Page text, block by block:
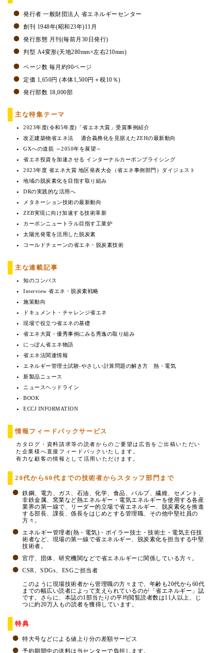
発行者 一般財団法人 省エネルギーセンター
創刊 1948年(昭和23年)11月
発行形態 月刊(毎前月30日発行)
判型 A4変形(天地280mm×左右210mm)
ページ数 毎月約90ページ
定価 1,650円 (本体1,500円＋税10％)
発行部数 18,000部
主な特集テーマ
2023年度(令和5年度)「省エネ大賞」受賞事例紹介
改正建築物省エネ法 適合義務化を見据えたZEHの最新動向
GXへの道筋 ～2050年を展望～
省エネ投資を加速させる インターナルカーボンプライシング
2023年度 省エネ大賞 地区発表大会（省エネ事例部門）ダイジェスト
地域の脱炭素化を目指す取り組み
DRの実践的な活用へ
メタネーション技術の最新動向
ZEB実現に向け加速する技術革新
カーボンニュートラル目指す工業炉
太陽光発電を活用した脱炭素
コールドチェーンの省エネ・脱炭素技術
主な連載記事
知のコンパス
Interview 省エネ・脱炭素戦略
施策動向
ドキュメント・チャレンジ省エネ
現場で役立つ省エネの基礎
省エネ大賞・優秀事例にみる秀逸の取り組み
にっぽん省エネ物語
省エネ法関連情報
エネルギー管理士試験-やさしい計算問題の解き方 熱・電気
新製品ニュース
ニュースヘッドライン
BOOK
ECCJ INFORMATION
情報フィードバックサービス
カタログ・資料請求等の読者からのご要望は広告をご出稿いただい
た企業様へ直接フィードバックいたします。
有力な顧客の情報として活用いただけます。
20代から60代までの技術者からスタッフ部門まで
鉄鋼、電力、ガス、石油、化学、食品、パルプ、繊維、セメント、
非鉄金属、窯業など熱エネルギー・電気エネルギーを使用する各産
業界の第一線で、リーダー的立場で省エネルギー、脱炭素化を推進
する部長、課長、係長をはじめとする管理職、その他中堅社員の
方々。
エネルギー管理者(熱・電気)・ボイラー技士・技術士・電気主任技
術者など、現場の第一線で省エネルギー、脱炭素化を担当する中堅
技術者。
官庁、団体、研究機関などで省エネルギーに関係している方々。
CSR、SDGs、ESGご担当者
このように現場技術者から管理職の方々まで、年齢も20代から60代
までの幅広い読者によって支えられているのが「省エネルギー」誌
です。さらに、本誌の1部当たりの平均閲覧読者数は11人以上、じ
つに約20万人もの読者を獲得しています。
特典
特大号などによる値上り分の差額サービス
予約期間中の送料は当センターで負担します。